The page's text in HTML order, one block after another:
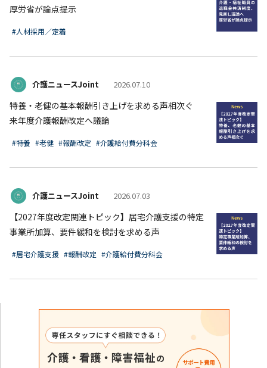
厚労省が論点提示
#人材採用／定着
介護ニュースJoint 2026.07.10
特養・老健の基本報酬引き上げを求める声相次ぐ
来年度介護報酬改定へ議論
#特養 #老健 #報酬改定 #介護給付費分科会
介護ニュースJoint 2026.07.03
【2027年度改定関連トピック】居宅介護支援の特定
事業所加算、要件緩和を検討を求める声
#居宅介護支援 #報酬改定 #介護給付費分科会